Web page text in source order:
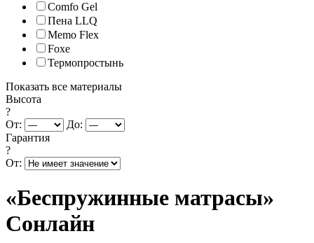
Comfo Gel
Пена LLQ
Memo Flex
Foxe
Термопростынь
Показать все материалы
Высота
?
От:
До:
Гарантия
?
От:
«Беспружинные матрасы»
Сонлайн